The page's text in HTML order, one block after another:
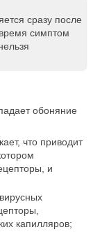
сразу после
симптом
обоняние
что приводит
и
капилляров;